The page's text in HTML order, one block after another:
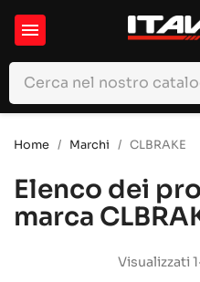

Home Marchi CLBRAKE
Elenco dei
marca
Visualizzati